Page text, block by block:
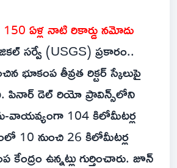
ఏళ్ల నాటి రికార్డు నమోదు
సర్వే (USGS) ప్రకారం..
భూకంప తీవ్రత రిక్టర్ స్కేలుపై
పినార్ డెల్ రియో ప్రావిన్స్‌లోని
వాయవ్యంగా 104 కిలోమీటర్ల
10 నుంచి 26 కిలోమీటర్ల
ఉన్నట్లు గుర్తించారు. జూన్